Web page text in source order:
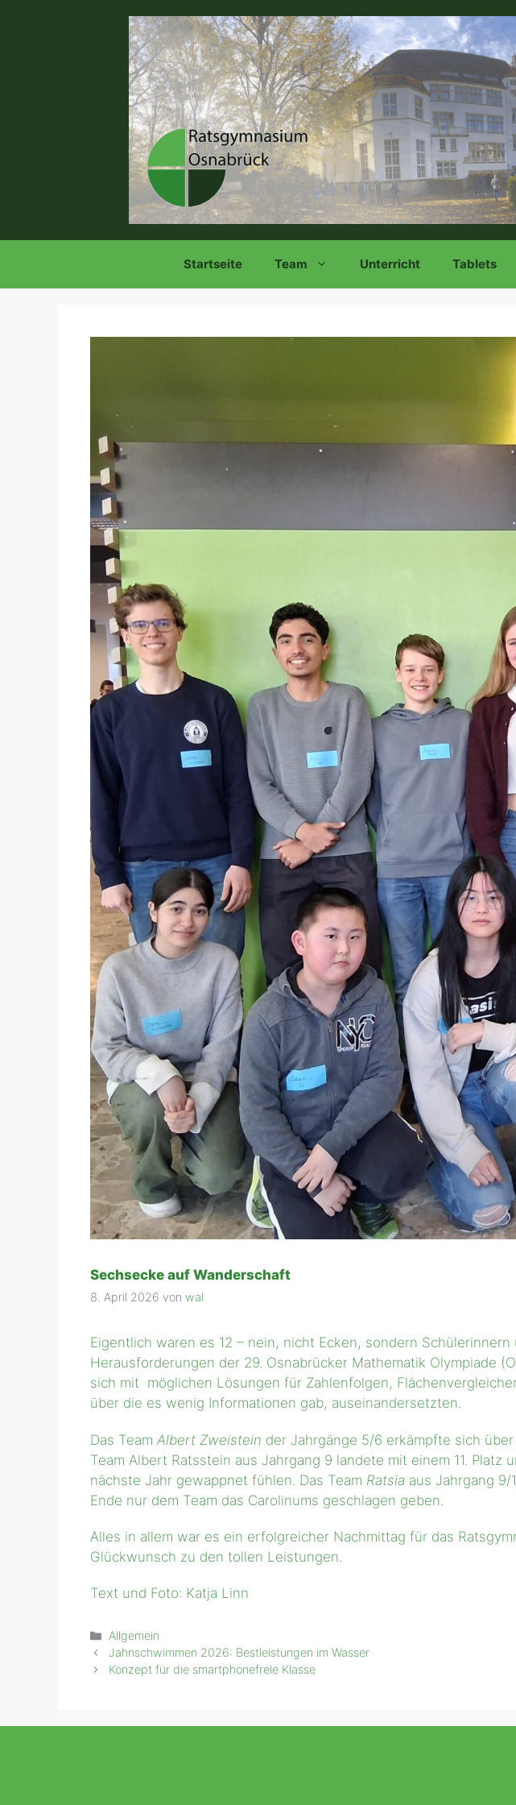
Startseite Team Unterricht Tablets
Sechsecke auf Wanderschaft
8. April 2026 von wal
Eigentlich waren es 12 – nein, nicht Ecken, sondern
Herausforderungen der 29. Osnabrücker Mathematik Olympiade
sich mit möglichen Lösungen für Zahlenfolgen,
über die es wenig Informationen gab, auseinandersetzten.
Das Team Albert Zweistein der Jahrgänge 5/6 erkämpfte sich
Team Albert Ratsstein aus Jahrgang 9 landete mit einem 11.
nächste Jahr gewappnet fühlen. Das Team Ratsia aus Jahrgang
Ende nur dem Team das Carolinums geschlagen geben.
Alles in allem war es ein erfolgreicher Nachmittag für das
Glückwunsch zu den tollen Leistungen.
Text und Foto: Katja Linn
Kategorien
Allgemein
Jahnschwimmen 2026: Bestleistungen im Wasser
Konzept für die smartphonefreie Klasse